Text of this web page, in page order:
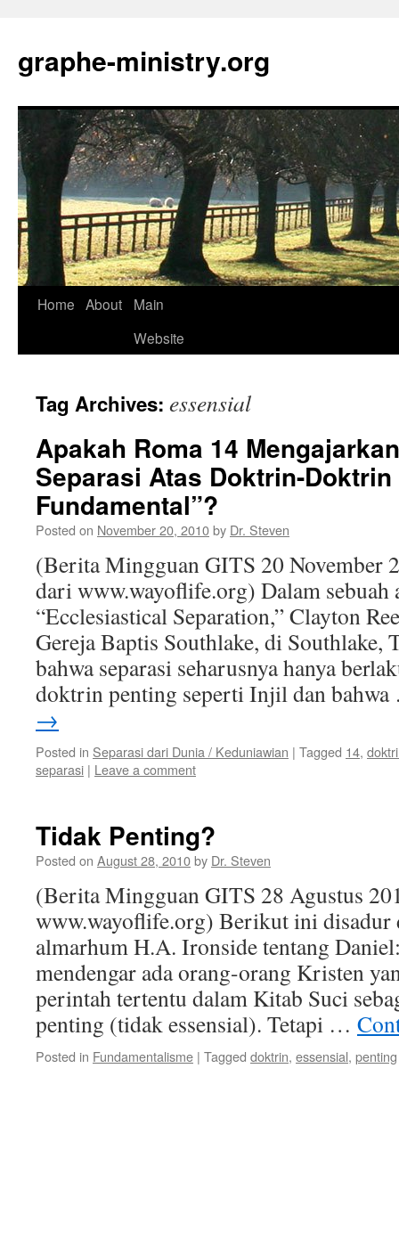
content
graphe-ministry.org
Home About
Main
Website
Tag Archives: essensial
Apakah Roma 14
Separasi Atas Doktrin-Doktrin
Fundamental”?
Posted on November 20, 2010by Dr. Steven
(Berita Mingguan GITS 20 November
dari www.wayoflife.org) Dalam
“Ecclesiastical Separation,” Clayton
Gereja Baptis Southlake, di Southlake,
bahwa separasi seharusnya hanya
doktrin penting seperti Injil dan
→
Posted in Separasi dari Dunia / Keduniawian | Tagged 14,
separasi | Leave a comment
Tidak Penting?
Posted on August 28, 2010by Dr. Steven
(Berita Mingguan GITS 28 Agustus
www.wayoflife.org) Berikut ini disadur
almarhum H.A. Ironside tentang
mendengar ada orang-orang Kristen
perintah tertentu dalam Kitab Suci
penting (tidak essensial). Tetapi …
Posted in Fundamentalisme | Tagged doktrin, essensial, penting